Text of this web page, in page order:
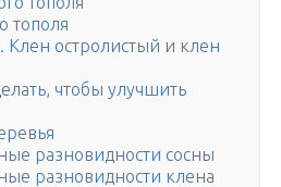
тополя
Клен остролистый и клен
чтобы улучшить
разновидности сосны
разновидности клена